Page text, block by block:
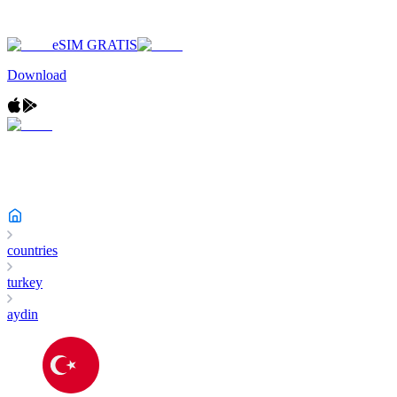
eSIM GRATIS
Download
countries
turkey
aydin